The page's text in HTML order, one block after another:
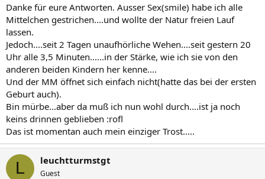
Danke für eure Antworten. Ausser Sex(smile) habe ich alle
Mittelchen gestrichen....und wollte der Natur freien Lauf
lassen.
Jedoch....seit 2 Tagen unaufhörliche Wehen....seit gestern 20
Uhr alle 3,5 Minuten......in der Stärke, wie ich sie von den
anderen beiden Kindern her kenne....
Und der MM öffnet sich einfach nicht(hatte das bei der ersten
Geburt auch).
Bin mürbe...aber da muß ich nun wohl durch....ist ja noch
keins drinnen geblieben :rofl
Das ist momentan auch mein einziger Trost.....
L leuchtturmstgt
Guest